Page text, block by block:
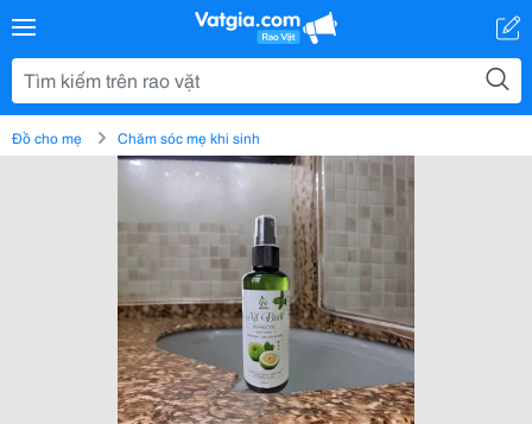
Đồ cho mẹ Chăm sóc mẹ khi sinh